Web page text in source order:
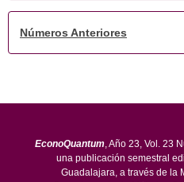
Números Anteriores
EconoQuantum , Año 23, Vol. 23
una publicación semestral
Guadalajara, a través de la